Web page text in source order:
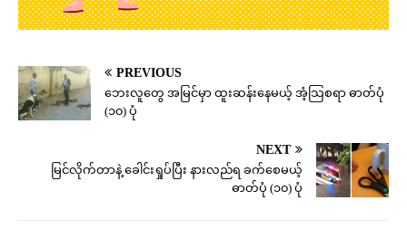
PREVIOUS
ဘေးလူတွေ အမြင်မှာ ထူးဆန်းနေမယ့် အံ့သြစရာ ဓာတ်ပုံ
(၁၀) ပုံ
NEXT
မြင်လိုက်တာနဲ့ ခေါင်းရှုပ်ပြီး နားလည်ရ ခက်စေမယ့်
ဓာတ်ပုံ (၁၀) ပုံ